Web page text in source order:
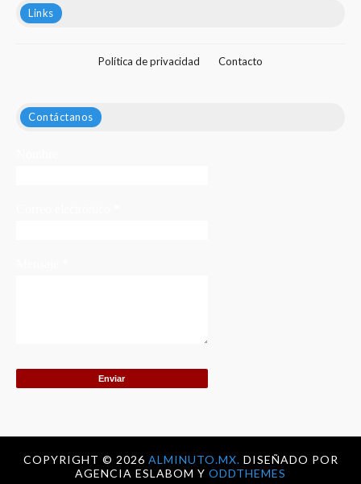
Links
Política de privacidad Contacto
Contáctanos
COPYRIGHT © 2026 ALMINUTO.MX. DISEÑADO POR
AGENCIA ESLABOM Y ODDTHEMES